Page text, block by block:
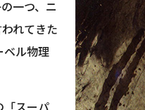
一つ、ニ
れてきた
ベル物理